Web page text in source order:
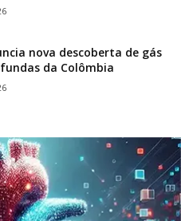
nova descoberta de gás
da Colômbia